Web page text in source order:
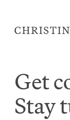
springen
Get
Stay